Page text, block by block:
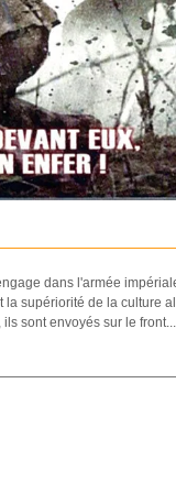
dans l'armée
supériorité de la culture
sont envoyés sur le front...